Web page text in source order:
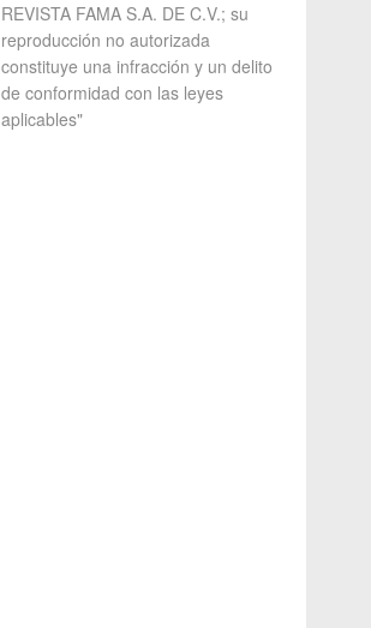
REVISTA FAMA S.A. DE C.V.; su
reproducción no autorizada
constituye una infracción y un delito
de conformidad con las leyes
aplicables"